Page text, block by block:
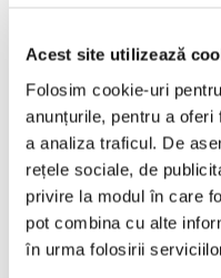
Acest site utilizează
Folosim cookie-uri
anunțurile, pentru a
a analiza traficul. De
rețele sociale, de
privire la modul în care
pot combina cu alte
în urma folosiriiFemei în artă
pictorița